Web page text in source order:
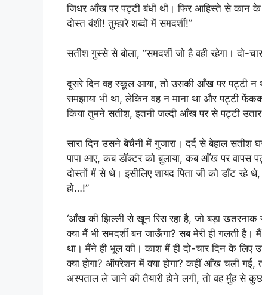
जिधर आँख पर पट्टी बंधी थी। फिर आहिस्ते से कान के
दोस्त वंशी! तुम्हारे शब्दों में समदर्शी!”
सतीश गुस्से से बोला, “समदर्शी जो है वही रहेगा। दो-
दूसरे दिन वह स्कूल आया, तो उसकी आँख पर पट्टी न
समझाया भी था, लेकिन वह न माना था और पट्टी
किया तुमने सतीश, इतनी जल्दी आँख पर से पट्टी उतार
सारा दिन उसने बेचैनी में गुजारा। दर्द से बेहाल सतीश
पापा आए, कब डॉक्टर को बुलाया, कब आँख पर वापस
दोस्तों में से थे। इसीलिए शायद पिता जी को डाँट
हो…!”
‘आँख की झिल्ली से खून रिस रहा है, जो बड़ा
क्या मैं भी समदर्शी बन जाऊँगा? सब मेरी ही गलती
था। मैंने ही भूल की। काश मैं ही दो-चार दिन के
क्या होगा? ऑपरेशन में क्या होगा? कहीं आँख चली गई,
अस्पताल ले जाने की तैयारी होने लगी, तो वह मुँह से